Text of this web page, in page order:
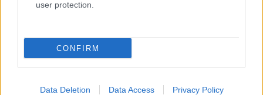
user protection.
CONFIRM
Data Deletion Data Access Privacy Policy
αύξηση στους μισθούς;
Στρατιωτικές σχολές και την απροθυμία
των νέων να υπηρετήσουν στις Ένοπλες
Δυνάμεις (ΕΔ) η κυβέρνηση αποφάσισε να
λάβει μέτρα